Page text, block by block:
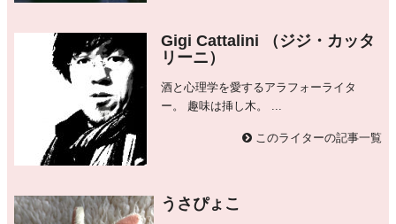
Gigi Cattalini （ジジ・カッタ
リーニ）
酒と心理学を愛するアラフォーライタ
ー。 趣味は挿し木。 ...
このライターの記事一覧
うさぴょこ